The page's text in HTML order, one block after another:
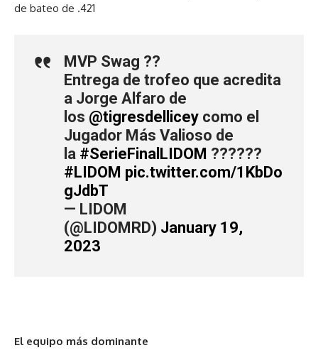
de bateo de .421
MVP Swag ??
Entrega de trofeo que acredita
a Jorge Alfaro de
los @tigresdellicey como el
Jugador Más Valioso de
la #SerieFinalLIDOM ??????
#LIDOM pic.twitter.com/1KbDo
gJdbT
— LIDOM
(@LIDOMRD) January 19,
2023
El equipo más dominante